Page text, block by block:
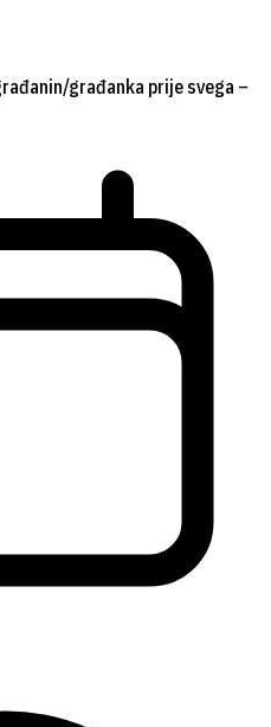
građanka prije svega –